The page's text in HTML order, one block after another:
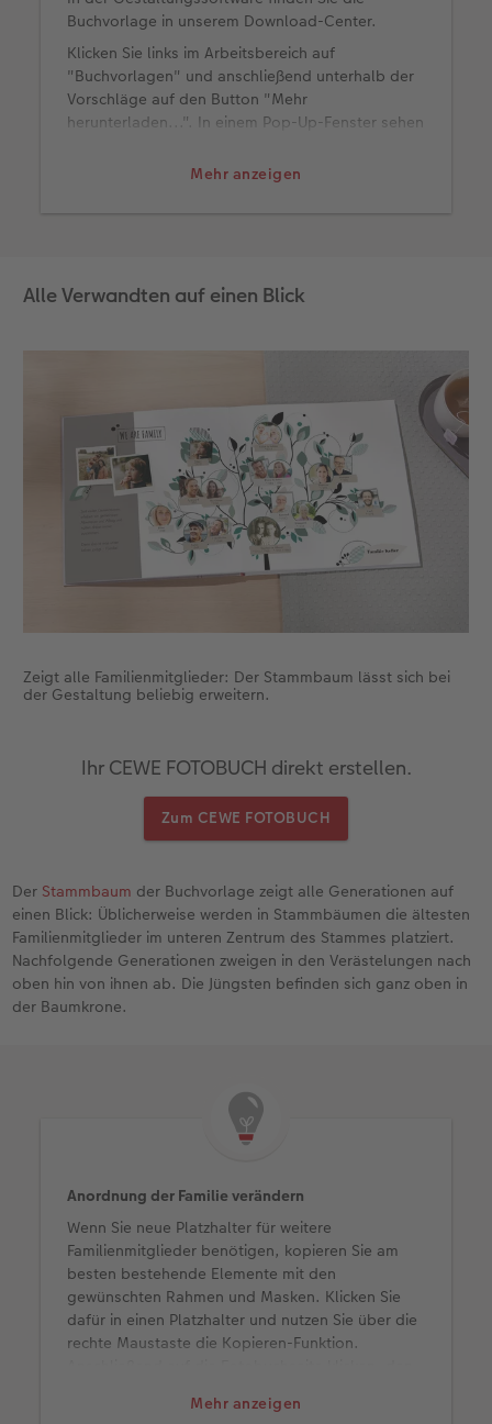
Fotobuch erstellen
Neuheiten
Neuheiten
Extras
Neuheiten
Extras
Retro Minis
Neuheiten
CEWE myPhotos
Neuheiten
CEWE Magazin
Neuheiten
Mehr anzeigen
Buchvorlage in unserem Download-Center.
Klicken Sie links im Arbeitsbereich auf
"Buchvorlagen" und anschließend unterhalb der
Vorschläge auf den Button "Mehr
herunterladen...". In einem Pop-Up-Fenster sehen
Kategorie "Chronik" filtern können. Wählen Sie
Alle Verwandten auf einen Blick
Zeigt alle Familienmitglieder: Der Stammbaum lässt sich bei
der Gestaltung beliebig erweitern.
Ihr CEWE FOTOBUCH direkt erstellen.
Zum CEWE FOTOBUCH
Der Stammbaum der Buchvorlage zeigt alle Generationen auf
einen Blick: Üblicherweise werden in Stammbäumen die ältesten
Familienmitglieder im unteren Zentrum des Stammes platziert.
Nachfolgende Generationen zweigen in den Verästelungen nach
oben hin von ihnen ab. Die Jüngsten befinden sich ganz oben in
der Baumkrone.
Mehr anzeigen
Anordnung der Familie verändern
Wenn Sie neue Platzhalter für weitere
Familienmitglieder benötigen, kopieren Sie am
besten bestehende Elemente mit den
gewünschten Rahmen und Masken. Klicken Sie
dafür in einen Platzhalter und nutzen Sie über die
rechte Maustaste die Kopieren-Funktion.
gewünschte Stelle schieben. Genauso können Sie